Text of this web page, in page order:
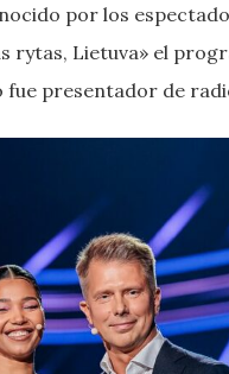
por los
rytas, Lietuva» el
fue presentador de